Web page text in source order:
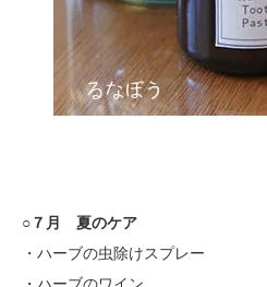
○７月 夏のケア
・ハーブの虫除けスプレー